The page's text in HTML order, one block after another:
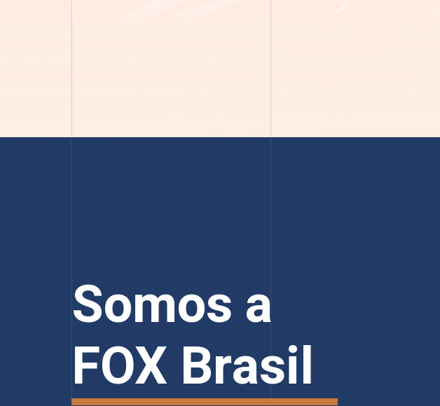
Somos a
FOX Brasil